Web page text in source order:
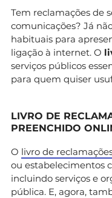
Tem reclamações de
comunicações? Já
habituais para
ligação à internet. O
serviços públicos
para quem quiser
LIVRO DE
PREENCHIDO
O livro de
ou estabelecimentos
incluindo serviços e
pública. E, agora,